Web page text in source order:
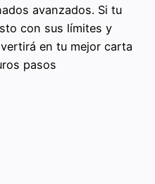
avanzados. Si tu
con sus límites y
en tu mejor carta
pasos